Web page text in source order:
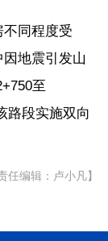
同程度受
地震引发山
至
路段实施双向
任编辑：卢小凡】